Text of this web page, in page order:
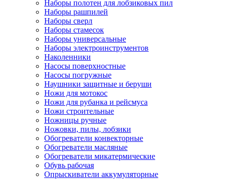
Наборы полотен для лобзиковых пил
Наборы рашпилей
Наборы сверл
Наборы стамесок
Наборы универсальные
Наборы электроинструментов
Наколенники
Насосы поверхностные
Насосы погружные
Наушники защитные и беруши
Ножи для мотокос
Ножи для рубанка и рейсмуса
Ножи строительные
Ножницы ручные
Ножовки, пилы, лобзики
Обогреватели конвекторные
Обогреватели масляные
Обогреватели микатермические
Обувь рабочая
Опрыскиватели аккумуляторные